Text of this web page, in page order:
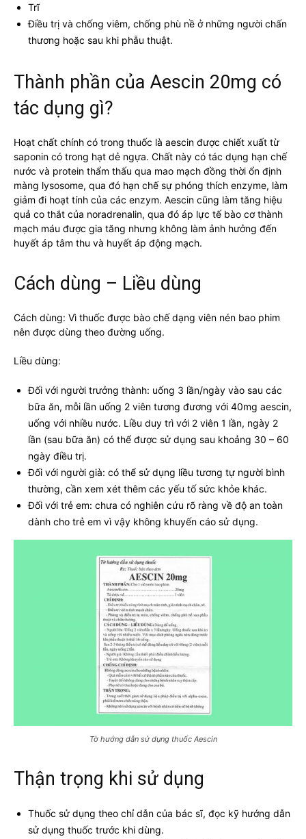
Trĩ
Điều trị và chống viêm, chống phù nề ở những người chấn
thương hoặc sau khi phẫu thuật.
Thành phần của Aescin 20mg có
tác dụng gì?
Hoạt chất chính có trong thuốc là aescin được chiết xuất từ
saponin có trong hạt dẻ ngựa. Chất này có tác dụng hạn chế
nước và protein thẩm thấu qua mao mạch đồng thời ổn định
màng lysosome, qua đó hạn chế sự phóng thích enzyme, làm
giảm đi hoạt tính của các enzym. Aescin cũng làm tăng hiệu
quả co thắt của noradrenalin, qua đó áp lực tế bào cơ thành
mạch máu được gia tăng nhưng không làm ảnh hưởng đến
huyết áp tâm thu và huyết áp động mạch.
Cách dùng – Liều dùng
Cách dùng: Vì thuốc được bào chế dạng viên nén bao phim
nên được dùng theo đường uống.
Liều dùng:
Đối với người trưởng thành: uống 3 lần/ngày vào sau các
bữa ăn, mỗi lần uống 2 viên tương đương với 40mg aescin,
uống với nhiều nước. Liều duy trì với 2 viên 1 lần, ngày 2
lần (sau bữa ăn) có thể được sử dụng sau khoảng 30 – 60
ngày điều trị.
Đối với người già: có thể sử dụng liều tương tự người bình
thường, cần xem xét thêm các yếu tố sức khỏe khác.
Đối với trẻ em: chưa có nghiên cứu rõ ràng về độ an toàn
dành cho trẻ em vì vậy không khuyến cáo sử dụng.
Tờ hướng dẫn sử dụng thuốc Aescin
Thận trọng khi sử dụng
Thuốc sử dụng theo chỉ dẫn của bác sĩ, đọc kỹ hướng dẫn
sử dụng thuốc trước khi dùng.